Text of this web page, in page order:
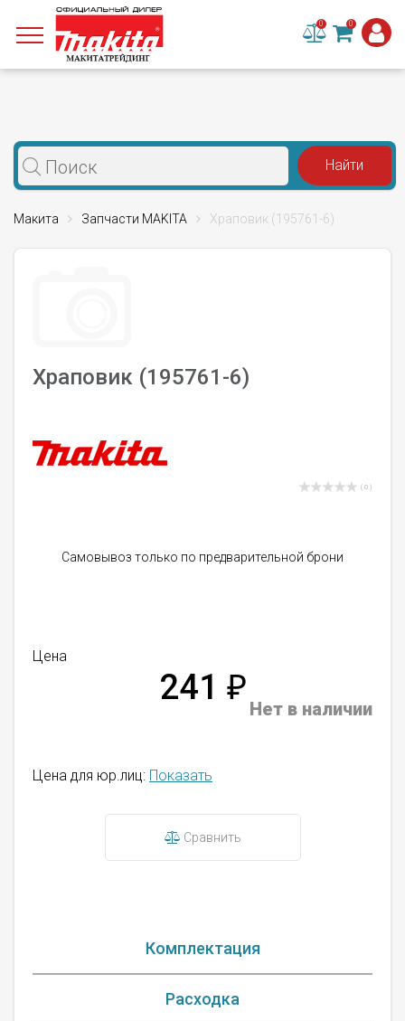
0 0
Макита Запчасти MAKITA Храповик (195761-6)
Храповик (195761-6)
( 0 )
Самовывоз только по предварительной брони
Цена
241 ₽
Нет в наличии
Цена для юр.лиц: Показать
Сравнить
Комплектация
Расходка